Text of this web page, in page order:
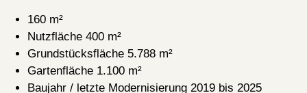
160 m²
Nutzfläche 400 m²
Grundstücksfläche 5.788 m²
Gartenfläche 1.100 m²
Baujahr / letzte Modernisierung 2019 bis 2025